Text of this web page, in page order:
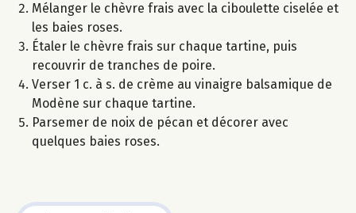
Mélanger le chèvre frais avec la ciboulette ciselée et
les baies roses.
Étaler le chèvre frais sur chaque tartine, puis
recouvrir de tranches de poire.
Verser 1 c. à s. de crème au vinaigre balsamique de
Modène sur chaque tartine.
Parsemer de noix de pécan et décorer avec
quelques baies roses.